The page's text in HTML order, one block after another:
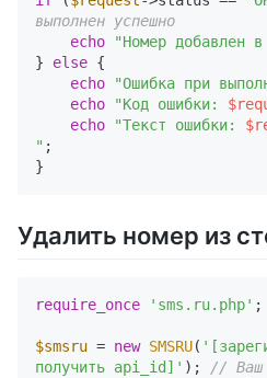
выполнен успешно
echo
"Номер добавлен
} else {
echo
"Ошибка при
echo
"Код ошибки:
echo
"Текст ошибки:
" ;
Удалить номер из
require_once 'sms.ru.php' ;
$smsru = new SMSRU(
получить api_id]' );
// Ваш